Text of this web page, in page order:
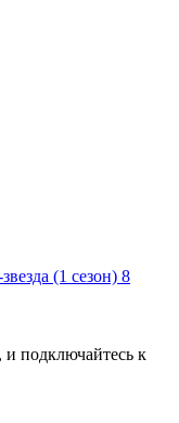
(1 сезон) 8
подключайтесь к